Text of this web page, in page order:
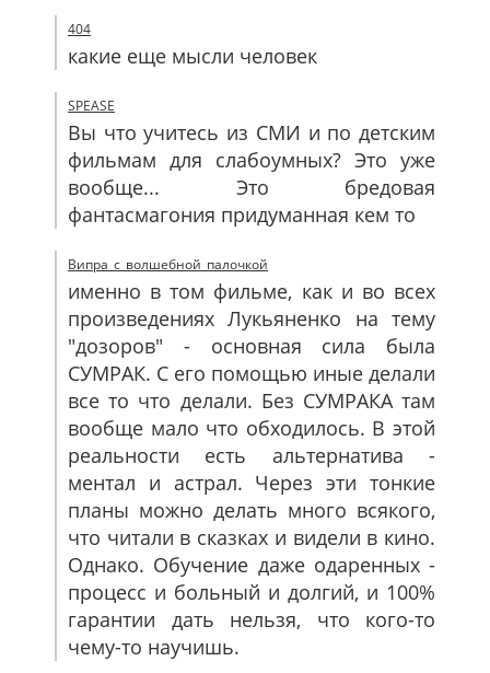
404
какие еще мысли человек
SPEASE
Вы что учитесь из СМИ и по детским
фильмам для слабоумных? Это уже
вообще... Это бредовая
фантасмагония придуманная кем то
Випра_с_волшебной_палочкой
именно в том фильме, как и во всех
произведениях Лукьяненко на тему
"дозоров" - основная сила была
СУМРАК. С его помощью иные делали
все то что делали. Без СУМРАКА там
вообще мало что обходилось. В этой
реальности есть альтернатива -
ментал и астрал. Через эти тонкие
планы можно делать много всякого,
что читали в сказках и видели в кино.
Однако. Обучение даже одаренных -
процесс и больный и долгий, и 100%
гарантии дать нельзя, что кого-то
чему-то научишь.